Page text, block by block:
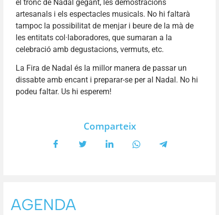
el tronc de Nadal gegant, les demostracions
artesanals i els espectacles musicals. No hi faltarà
tampoc la possibilitat de menjar i beure de la mà de
les entitats col·laboradores, que sumaran a la
celebració amb degustacions, vermuts, etc.
La Fira de Nadal és la millor manera de passar un
dissabte amb encant i preparar-se per al Nadal. No hi
podeu faltar. Us hi esperem!
Comparteix
AGENDA